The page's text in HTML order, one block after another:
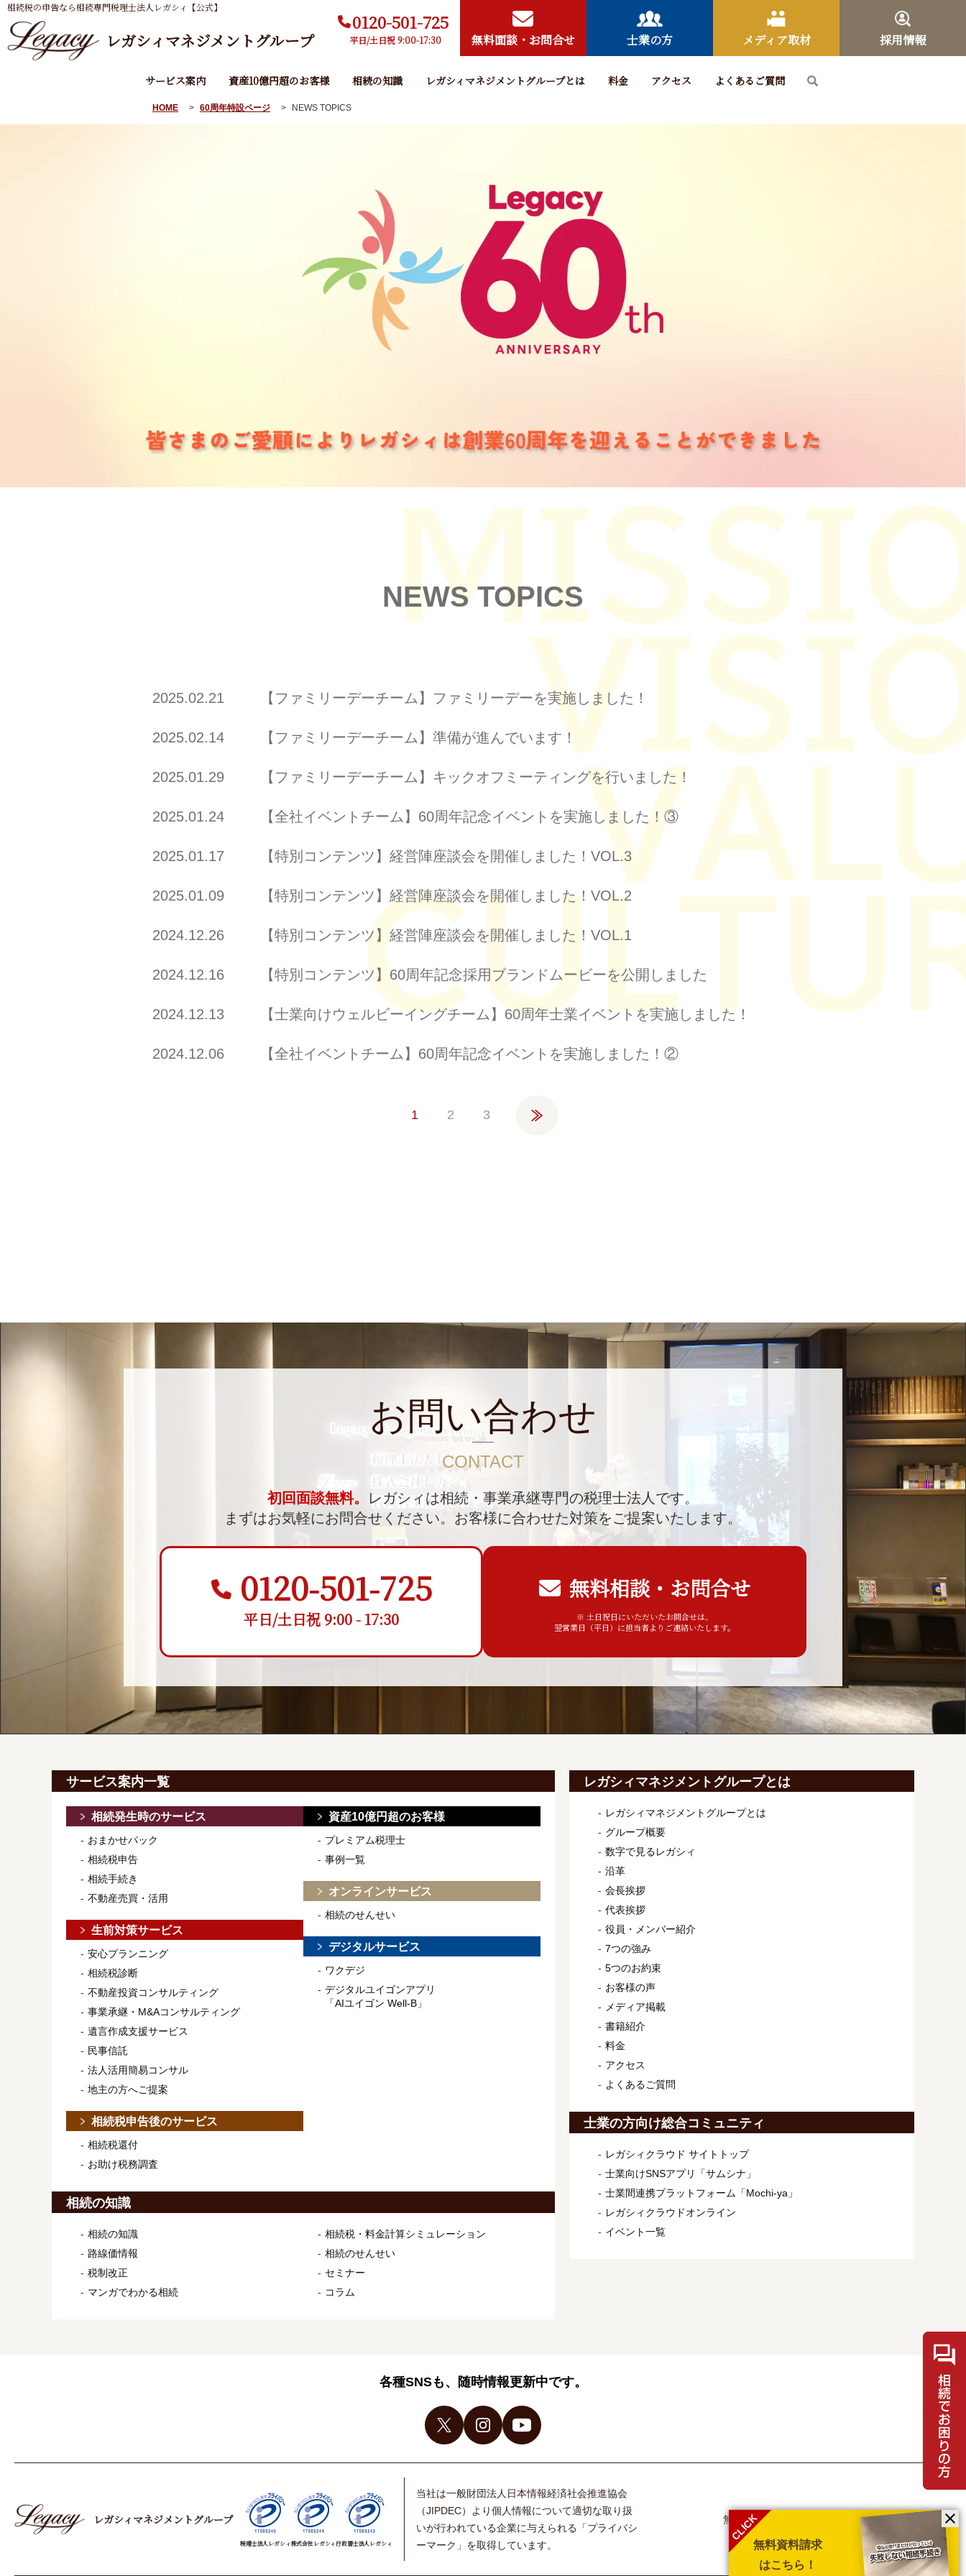
相続税の申告なら相続専門税理士法人レガシィ【公式】
レガシィマネジメントグループ
0120-501-725
平日/土日祝 9:00-17:30 無料面談・お問合せ 士業の方 メディア取材 採用情報
サービス案内 資産10億円超のお客様 相続の知識 レガシィマネジメントグループとは 料金 アクセス よくあるご質問
HOME 60周年特設ページ NEWS TOPICS
NEWS TOPICS
2025.02.21 【ファミリーデーチーム】ファミリーデーを実施しました！
2025.02.14 【ファミリーデーチーム】準備が進んでいます！
2025.01.29 【ファミリーデーチーム】キックオフミーティングを行いました！
2025.01.24 【全社イベントチーム】60周年記念イベントを実施しました！③
2025.01.17 【特別コンテンツ】経営陣座談会を開催しました！VOL.3
2025.01.09 【特別コンテンツ】経営陣座談会を開催しました！VOL.2
2024.12.26 【特別コンテンツ】経営陣座談会を開催しました！VOL.1
2024.12.16 【特別コンテンツ】60周年記念採用ブランドムービーを公開しました
2024.12.13 【士業向けウェルビーイングチーム】60周年士業イベントを実施しました！
2024.12.06 【全社イベントチーム】60周年記念イベントを実施しました！②
1 2 3 »
CLICK
無料資料請求
はこちら！
お問い合わせ
CONTACT
初回面談無料。
レガシィは相続・事業承継専門の税理士法人です。
まずはお気軽にお問合せください。 お客様に合わせた対策をご提案いたします。
0120-501-725
平日/土日祝 9:00 - 17:30
無料相談・お問合せ
※ 土日祝日にいただいたお問合せは、
翌営業日（平日）に担当者よりご連絡いたします。
サービス案内一覧
相続発生時のサービス
おまかせパック
相続税申告
相続手続き
不動産売買・活用
生前対策サービス
安心プランニング
相続税診断
不動産投資コンサルティング
事業承継・M&Aコンサルティング
遺言作成支援サービス
民事信託
法人活用簡易コンサル
地主の方へご提案
相続税申告後のサービス
相続税還付
お助け税務調査
資産10億円超のお客様
プレミアム税理士
事例一覧
オンラインサービス
相続のせんせい
デジタルサービス
ワクデジ
デジタルユイゴンアプリ
「AIユイゴン Well-B」
相続の知識
相続の知識
路線価情報
税制改正
マンガでわかる相続
相続税・料金計算シミュレーション
相続のせんせい
セミナー
コラム
レガシィマネジメントグループとは
レガシィマネジメントグループとは
グループ概要
数字で見るレガシィ
沿革
会長挨拶
代表挨拶
役員・メンバー紹介
7つの強み
5つのお約束
お客様の声
メディア掲載
書籍紹介
料金
アクセス
よくあるご質問
士業の方向け総合コミュニティ
レガシィクラウド サイトトップ
士業向けSNSアプリ「サムシナ」
士業間連携プラットフォーム「Mochi-ya」
レガシィクラウドオンライン
イベント一覧
各種SNSも、随時情報更新中です。
レガシィマネジメントグループ
税理士法人レガシィ株式会社レガシィ行政書士法人レガシィ
当社は一般財団法人日本情報経済社会推進協会
（JIPDEC）より個人情報について適切な取り扱
いが行われている企業に与えられる「プライバシ
ーマーク」を取得しています。
無料相談・お問合せ メディア取材 採用情報